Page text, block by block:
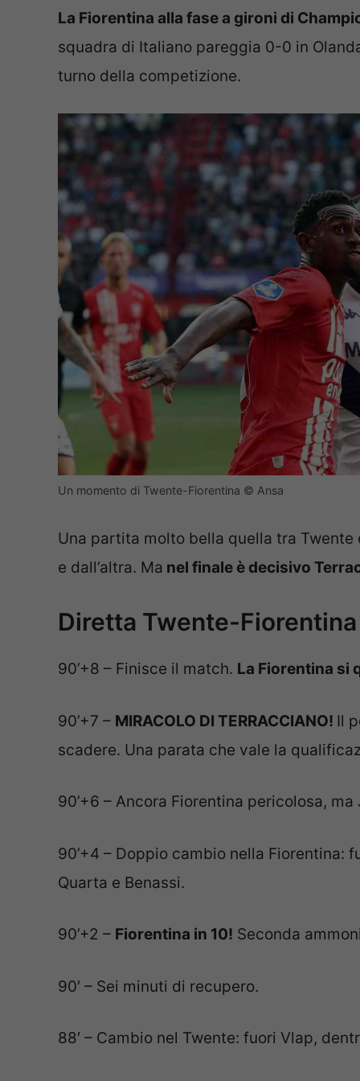
La Fiorentina alla fase a gironi di
squadra di Italiano pareggia 0-0 in
turno della competizione.
Un momento di Twente-Fiorentina © Ansa
Una partita molto bella quella tra
e dall’altra. Ma nel finale è decisivo
Diretta Twente-
90’+8 – Finisce il match. La Fiorentina si
90’+7 – MIRACOLO DI TERRACCIANO! Il
scadere. Una parata che vale la
90’+6 – Ancora Fiorentina pericolosa,
90’+4 – Doppio cambio nella Fiorentina:
Quarta e Benassi.
90’+2 – Fiorentina in 10! Seconda
90′ – Sei minuti di recupero.
88′ – Cambio nel Twente: fuori Vlap,